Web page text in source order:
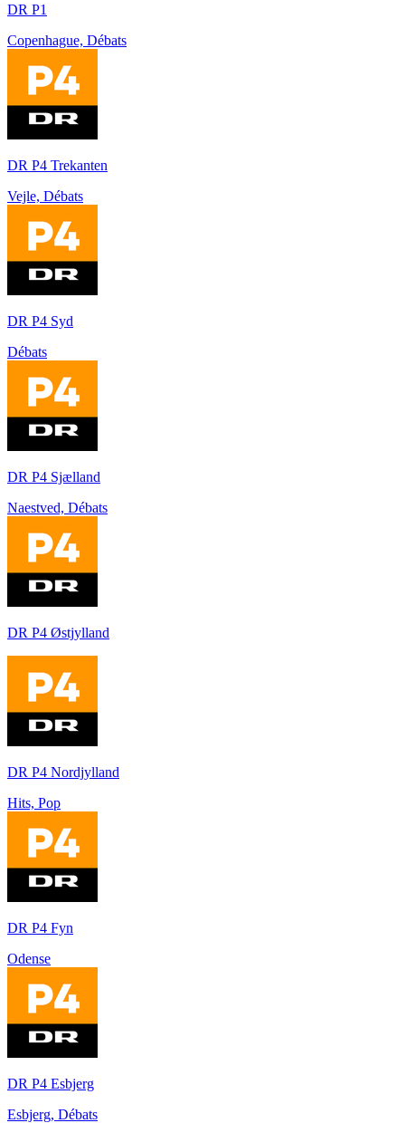
DR P1
Copenhague, Débats
DR P4 Trekanten
Vejle, Débats
DR P4 Syd
Débats
DR P4 Sjælland
Naestved, Débats
DR P4 Østjylland
DR P4 Nordjylland
Hits, Pop
DR P4 Fyn
Odense
DR P4 Esbjerg
Esbjerg, Débats